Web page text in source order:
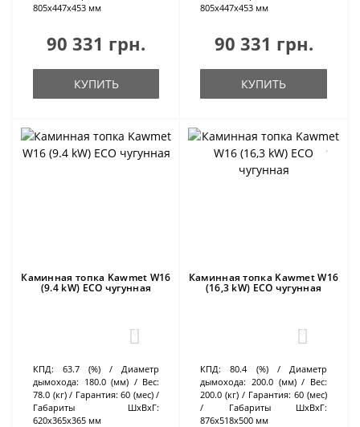
805х447х453 мм
90 331 грн.
КУПИТЬ
805х447х453 мм
90 331 грн.
КУПИТЬ
Каминная топка Kawmet W16
(9.4 kW) ECO чугунная
0
КПД: 63.7 (%)
Диаметр
дымохода: 180.0 (мм)
Вес:
78.0 (кг)
Гарантия: 60 (мес)
Габариты ШхВхГ:
620х365х365 мм
Каминная топка Kawmet W16
(16,3 kW) ECO чугунная
0
КПД: 80.4 (%)
Диаметр
дымохода: 200.0 (мм)
Вес:
200.0 (кг)
Гарантия: 60 (мес)
Габариты ШхВхГ:
876х518х500 мм